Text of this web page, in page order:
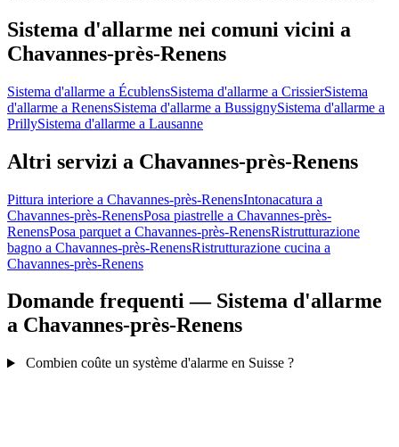
Sistema d'allarme nei comuni vicini a
Chavannes-près-Renens
Sistema d'allarme a ÉcublensSistema d'allarme a CrissierSistema
d'allarme a RenensSistema d'allarme a BussignySistema d'allarme a
PrillySistema d'allarme a Lausanne
Altri servizi a Chavannes-près-Renens
Pittura interiore a Chavannes-près-RenensIntonacatura a
Chavannes-près-RenensPosa piastrelle a Chavannes-près-
RenensPosa parquet a Chavannes-près-RenensRistrutturazione
bagno a Chavannes-près-RenensRistrutturazione cucina a
Chavannes-près-Renens
Domande frequenti — Sistema d'allarme
a Chavannes-près-Renens
Combien coûte un système d'alarme en Suisse ?